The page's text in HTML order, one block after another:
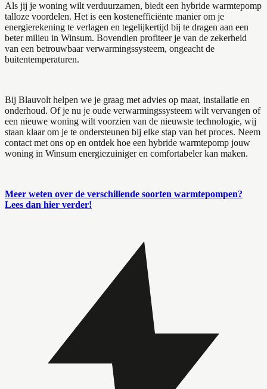
Als jij je woning wilt verduurzamen, biedt een hybride warmtepomp
talloze voordelen. Het is een kostenefficiënte manier om je
energierekening te verlagen en tegelijkertijd bij te dragen aan een
beter milieu in Winsum. Bovendien profiteer je van de zekerheid
van een betrouwbaar verwarmingssysteem, ongeacht de
buitentemperaturen.
Bij Blauvolt helpen we je graag met advies op maat, installatie en
onderhoud. Of je nu je oude verwarmingssysteem wilt vervangen of
een nieuwe woning wilt voorzien van de nieuwste technologie, wij
staan klaar om je te ondersteunen bij elke stap van het proces. Neem
contact met ons op en ontdek hoe een hybride warmtepomp jouw
woning in Winsum energiezuiniger en comfortabeler kan maken.
Meer weten over de verschillende soorten warmtepompen?
Lees dan hier verder!